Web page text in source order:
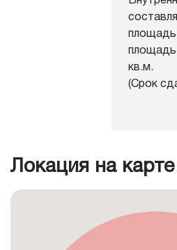
площадь
площадь
кв.м.
(Срок
Локация на карте